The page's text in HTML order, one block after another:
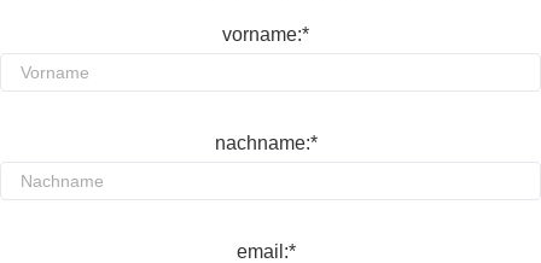
vorname:*
nachname:*
email:*